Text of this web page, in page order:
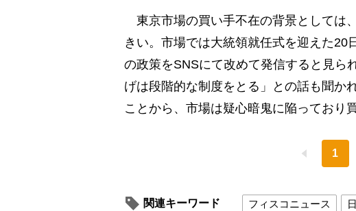
東京市場の買い手不在の背景としては
きい。市場では大統領就任式を迎えた
の政策をSNSにて改めて発信すると見ら
げは段階的な制度をとる」との話も聞か
ことから、市場は疑心暗鬼に陥っており
1
関連キーワード フィスコニュース